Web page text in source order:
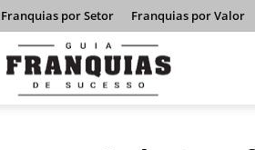
Franquias por Setor Franquias por Valor